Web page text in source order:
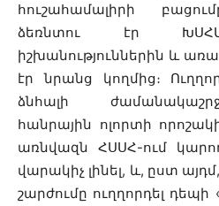
հուշահամալիրի
ձեռնտու էր
իշխանություններին և
էր նրանց կողմից։
ձնհալի
հանրային ոլորտի
առնվազն ՀՍՍՀ-ում
վարակիչ լինել, և, ըստ
շարժումը ուղղորդել